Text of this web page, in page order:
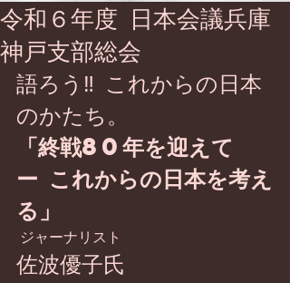
令和６年度 日本会議兵庫
神戸支部総会
語ろう‼︎ これからの日本
のかたち。
「終戦80年を迎えて
ー これからの日本を考え
る」
ジャーナリスト
佐波優子氏